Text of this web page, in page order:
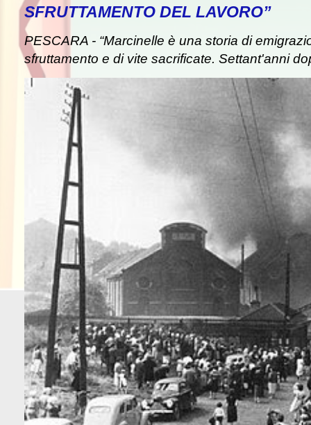
SFRUTTAMENTO DEL LAVORO”
PESCARA - “Marcinelle è una storia di
sfruttamento e di vite sacrificate. Settant'anni